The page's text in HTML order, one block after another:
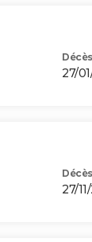
Décès
27/
Décès
27/